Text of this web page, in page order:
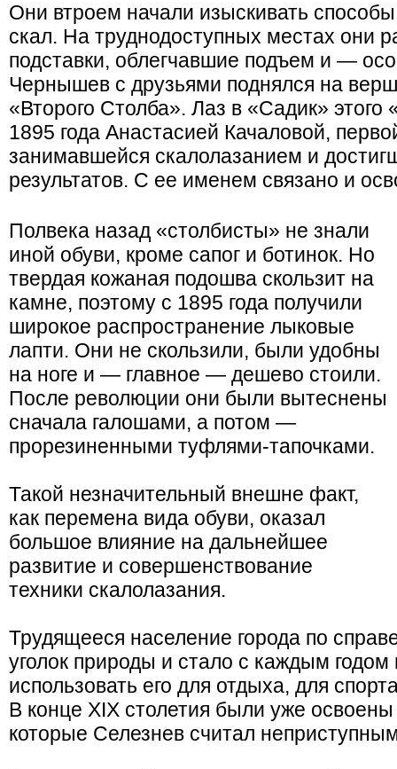
Они втроем начали изыскивать
скал. На труднодоступных местах они
подставки, облегчавшие подъем и —
Чернышев с друзьями поднялся на
«Второго Столба». Лаз в «Садик»
1895 года Анастасией Качаловой,
занимавшейся скалолазанием и
результатов. С ее именем связано и
Полвека назад «столбисты» не знали
иной обуви, кроме сапог и ботинок. Но
твердая кожаная подошва скользит на
камне, поэтому с 1895 года получили
широкое распространение лыковые
лапти. Они не скользили, были удобны
на ноге и — главное — дешево стоили.
После революции они были вытеснены
сначала галошами, а потом —
прорезиненными туфлями-тапочками.
Такой незначительный внешне факт,
как перемена вида обуви, оказал
большое влияние на дальнейшее
развитие и совершенствование
техники скалолазания.
Трудящееся население города по
уголок природы и стало с каждым
использовать его для отдыха, для
В конце XIX столетия были уже
которые Селезнев считал